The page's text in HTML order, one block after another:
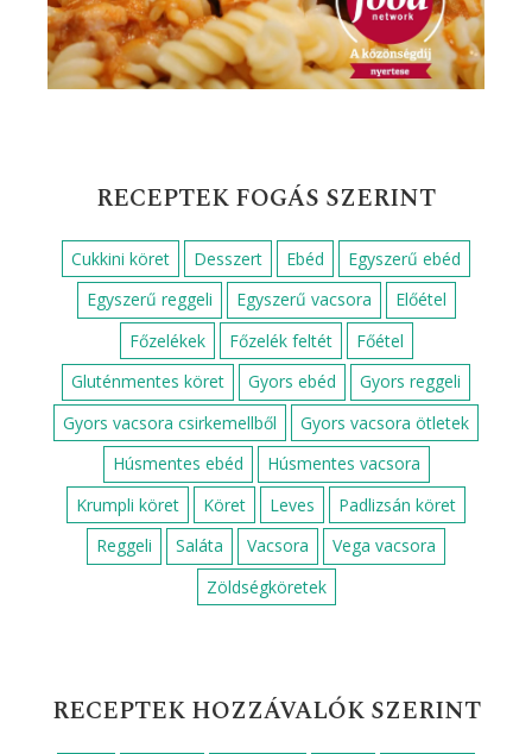
RECEPTEK FOGÁS SZERINT
Cukkini köret Desszert Ebéd
Egyszerű ebéd
Egyszerű reggeli
Egyszerű vacsora
Előétel
Főzelékek
Főzelék feltét
Főétel
Gluténmentes köret
Gyors ebéd
Gyors reggeli
Gyors vacsora csirkemellből
Gyors vacsora ötletek
Húsmentes ebéd
Húsmentes vacsora
Krumpli köret
Köret Leves
Padlizsán köret
Reggeli
Saláta Vacsora
Vega vacsora
Zöldségköretek
RECEPTEK HOZZÁVALÓK SZERINT